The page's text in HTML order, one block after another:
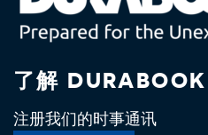
了解
注册我们的时事通讯